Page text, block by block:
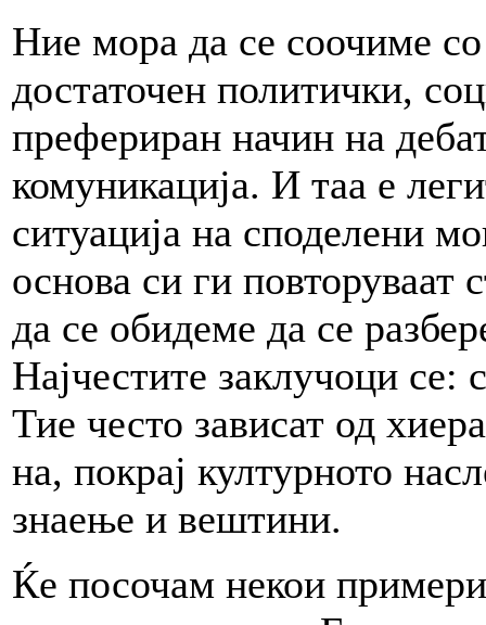
Ние мора да се соочиме
достаточен политички,
префериран начин на
комуникација. И таа е
ситуација на споделени
основа си ги повторуваат
да се обидеме да се
Најчестите заклучоци
Тие често зависат од
на, покрај културното
знаење и вештини.
Ќе посочам некои